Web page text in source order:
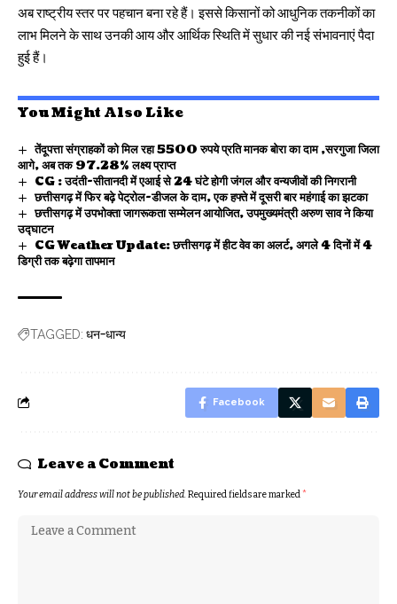
अब राष्ट्रीय स्तर पर पहचान बना रहे हैं। इससे किसानों को आधुनिक तकनीकों का
लाभ मिलने के साथ उनकी आय और आर्थिक स्थिति में सुधार की नई संभावनाएं पैदा
हुई हैं।
You Might Also Like
तेंदूपत्ता संग्राहकों को मिल रहा 5500 रुपये प्रति मानक बोरा का दाम ,सरगुजा जिला
आगे, अब तक 97.28% लक्ष्य प्राप्त
CG : उदंती-सीतानदी में एआई से 24 घंटे होगी जंगल और वन्यजीवों की निगरानी
छत्तीसगढ़ में फिर बढ़े पेट्रोल-डीजल के दाम, एक हफ्ते में दूसरी बार महंगाई का झटका
छत्तीसगढ़ में उपभोक्ता जागरूकता सम्मेलन आयोजित, उपमुख्यमंत्री अरुण साव ने किया
उद्घाटन
CG Weather Update: छत्तीसगढ़ में हीट वेव का अलर्ट, अगले 4 दिनों में 4
डिग्री तक बढ़ेगा तापमान
TAGGED: धन-धान्य
Facebook
Leave a Comment
Your email address will not be published.Required fields are marked*